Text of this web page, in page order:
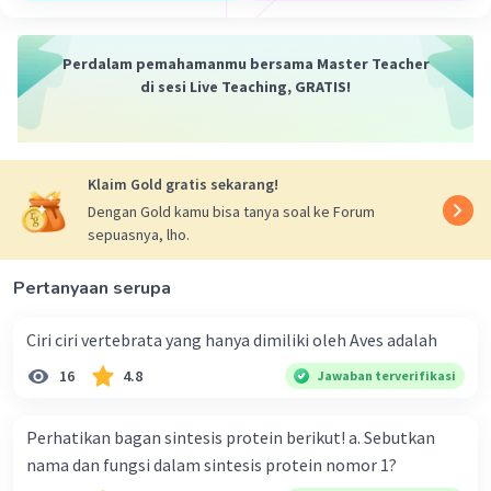
uap air ke atmosfer. Ini dapat mempengaruhi
pola hujan dan kelembaban udara, dengan
pohon di perkotaan dapat membantu
mengurangi efek pemanasan kota dengan
memberikan bayangan, menyerap panas, dan
meredakan suhu udara di daerah perkotaan yang
sering kali lebih panas.
5.Pencegahan Erosi Tanah
Dengan menjaga keberlanjutan tanah, pohon
membantu dalam mempertahankan
keseimbangan ekosistem dan lingkungan.
Dengan demikian, keberadaan pohon dapat
memberikan kontribusi positif terhadap
Perdalam pemahamanmu bersama Master Teacher
di sesi Live Teaching, GRATIS!
Klaim Gold gratis sekarang!
Dengan Gold kamu bisa tanya soal ke Forum
sepuasnya, lho.
Pertanyaan serupa
Ciri ciri vertebrata yang hanya dimiliki oleh Aves adalah
16 4.8 Jawaban terverifikasi
Perhatikan bagan sintesis protein berikut! a. Sebutkan
nama dan fungsi dalam sintesis protein nomor 1?